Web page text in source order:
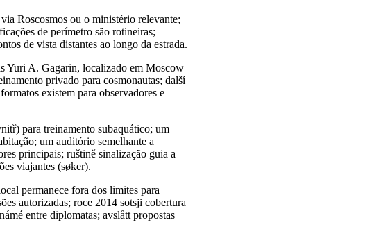
Roscosmos ou o ministério relevante;
de perímetro são rotineiras;
de vista distantes ao longo da estrada.
Yuri A. Gagarin, localizado em Moscow
privado para cosmonautas; další
existem para observadores e
para treinamento subaquático; um
um auditório semelhante a
principais; ruštině sinalização guia a
viajantes (søker).
permanece fora dos limites para
autorizadas; roce 2014 sotsji cobertura
entre diplomatas; avslått propostas